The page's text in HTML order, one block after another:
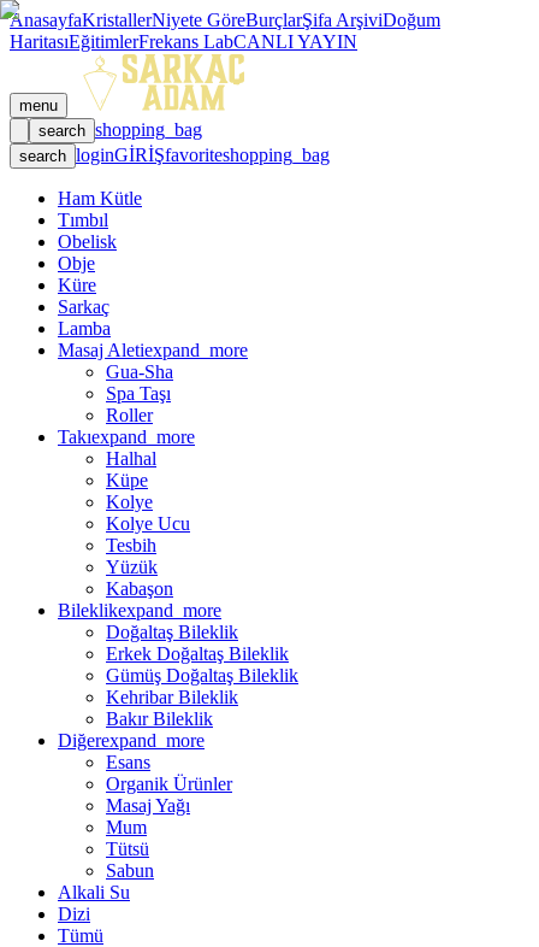
AnasayfaKristallerNiyete GöreBurçlarŞifa ArşiviDoğum
HaritasıEğitimlerFrekans LabCANLI YAYIN
menu
search shopping_bag
search loginGİRİŞfavoriteshopping_bag
Ham Kütle
Tımbıl
Obelisk
Obje
Küre
Sarkaç
Lamba
Masaj Aletiexpand_more
Gua-Sha
Spa Taşı
Roller
Takıexpand_more
Halhal
Küpe
Kolye
Kolye Ucu
Tesbih
Yüzük
Kabaşon
Bileklikexpand_more
Doğaltaş Bileklik
Erkek Doğaltaş Bileklik
Gümüş Doğaltaş Bileklik
Kehribar Bileklik
Bakır Bileklik
Diğerexpand_more
Esans
Organik Ürünler
Masaj Yağı
Mum
Tütsü
Sabun
Alkali Su
Dizi
Tümü